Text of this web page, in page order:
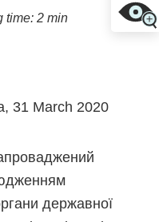
time: 2 min
31 March 2020
державної